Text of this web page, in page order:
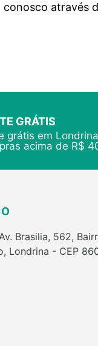
GRÁTIS
grátis em
acima de R$
Brasilia, 562,
Londrina - CEP